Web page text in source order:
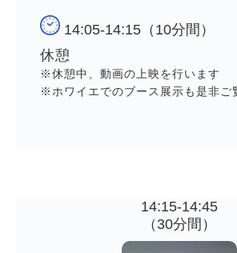
14:05-14:15（10分間）
休憩
※休憩中、動画の上映を行います
※ホワイエでのブース展示も是非
14:15-14:45
（30分間）